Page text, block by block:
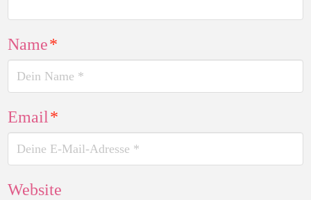
Name*
Email*
Website